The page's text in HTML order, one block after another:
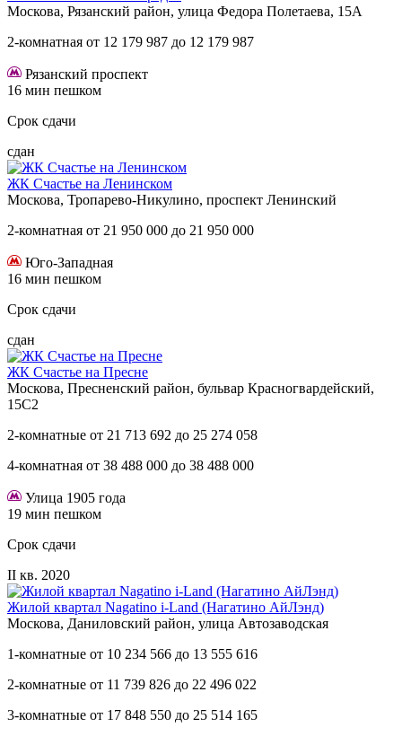
Москова, Рязанский район, улица Федора Полетаева, 15А
2-комнатная от 12 179 987 до 12 179 987
Рязанский проспект
16 мин пешком
Срок сдачи
сдан
ЖК Счастье на Ленинском
Москова, Тропарево-Никулино, проспект Ленинский
2-комнатная от 21 950 000 до 21 950 000
Юго-Западная
16 мин пешком
Срок сдачи
сдан
ЖК Счастье на Пресне
Москова, Пресненский район, бульвар Красногвардейский,
15С2
2-комнатные от 21 713 692 до 25 274 058
4-комнатная от 38 488 000 до 38 488 000
Улица 1905 года
19 мин пешком
Срок сдачи
II кв. 2020
Жилой квартал Nagatino i-Land (Нагатино АйЛэнд)
Москова, Даниловский район, улица Автозаводская
1-комнатные от 10 234 566 до 13 555 616
2-комнатные от 11 739 826 до 22 496 022
3-комнатные от 17 848 550 до 25 514 165